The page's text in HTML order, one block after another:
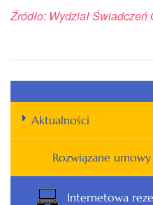
Źródło: Wydział
Aktualności
Rozwiązane umowy
Internetowa